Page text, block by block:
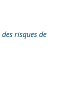
risques de